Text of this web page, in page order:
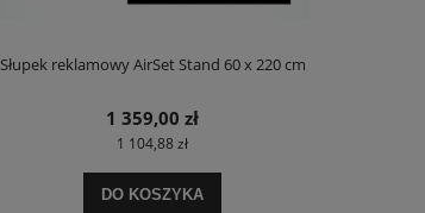
Słupek reklamowy AirSet Stand 60 x 220 cm
1 359,00 zł
1 104,88 zł
DO KOSZYKA